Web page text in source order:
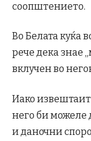
соопштението.
Во Белата куќа
рече дека знае
вклучен во
Иако
него би можеле
и даночни